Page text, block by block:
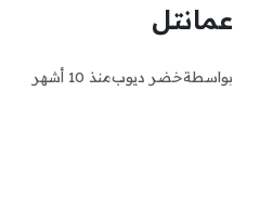
عمانتل
بواسطةخضر ديوبمنذ 10 أشهر